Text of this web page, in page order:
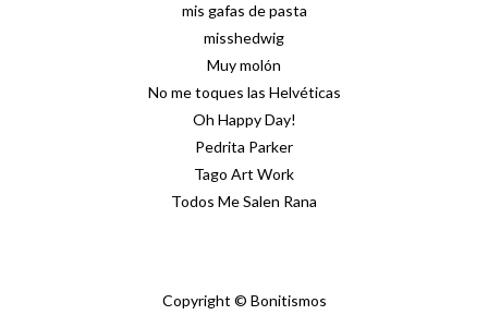
mis gafas de pasta
misshedwig
Muy molón
No me toques las Helvéticas
Oh Happy Day!
Pedrita Parker
Tago Art Work
Todos Me Salen Rana
Copyright © Bonitismos